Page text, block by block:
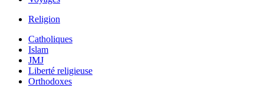
Religion
Catholiques
Islam
JMJ
Liberté religieuse
Orthodoxes